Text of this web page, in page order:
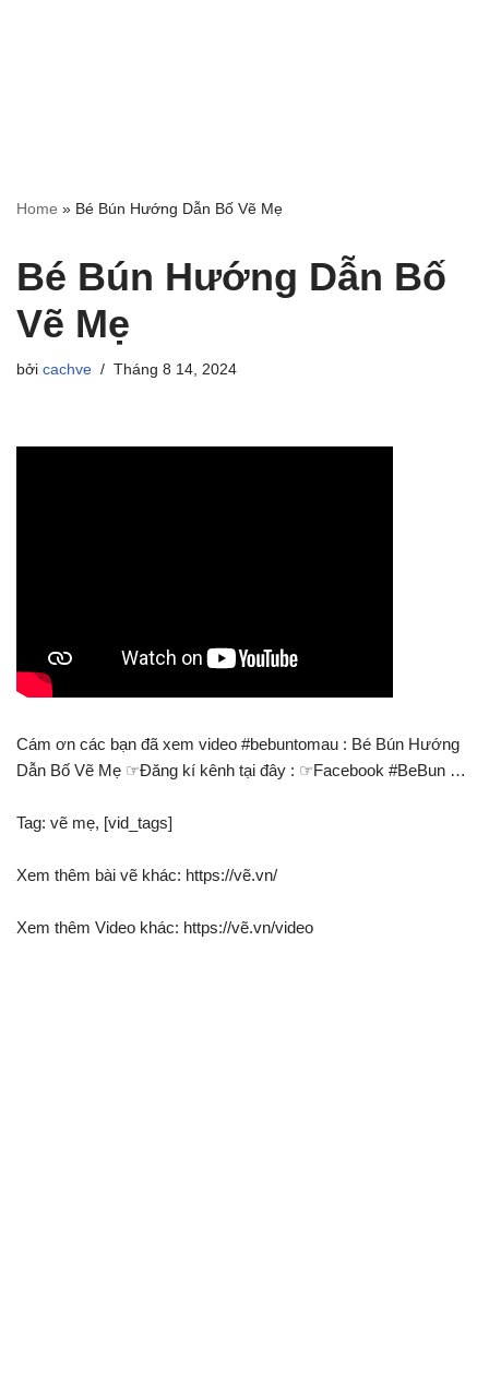
Home » Bé Bún Hướng Dẫn Bố Vẽ Mẹ
Bé Bún Hướng Dẫn Bố
Vẽ Mẹ
bởi cachve Tháng 8 14, 2024
Cám ơn các bạn đã xem video #bebuntomau : Bé Bún Hướng
Dẫn Bố Vẽ Mẹ ☞Đăng kí kênh tại đây : ☞Facebook #BeBun …
Tag: vẽ mẹ, [vid_tags]
Xem thêm bài vẽ khác: https://vẽ.vn/
Xem thêm Video khác: https://vẽ.vn/video